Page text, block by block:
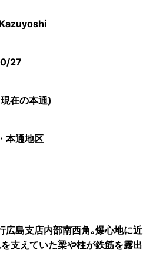
27
在の本通)
本通地区
広島支店内部南西角｡爆心地に
支えていた梁や柱が鉄筋を露